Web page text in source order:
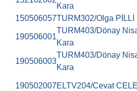
Kara
150506057TURM302/Olga PİLLİ
190506001
TURM403/Dönay
Kara
190506003
TURM403/Dönay
Kara
190502007ELTV204/Cevat